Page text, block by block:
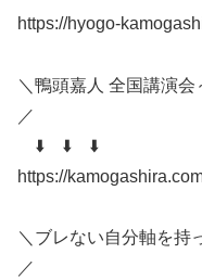
https://hyogo-
＼鴨頭嘉人 全国講演
／
⬇️ ⬇️ ⬇️
https://
＼ブレない自分軸を持
／